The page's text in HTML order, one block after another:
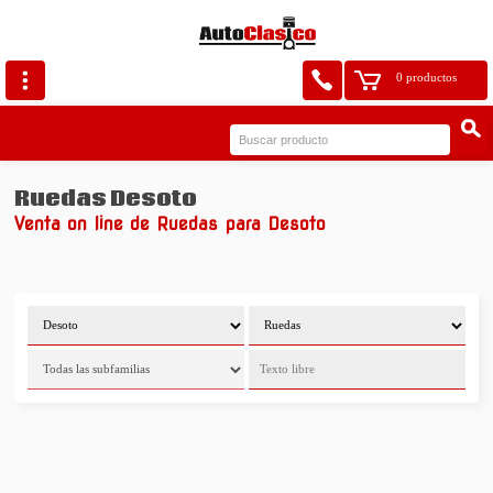
0 productos
Ruedas Desoto
Venta on line de Ruedas para Desoto